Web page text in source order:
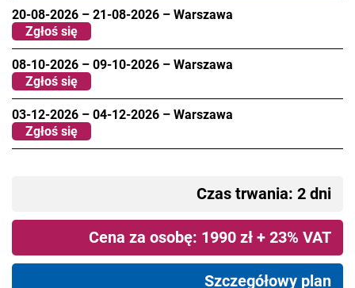
20-08-2026 – 21-08-2026 – Warszawa
Zgłoś się
08-10-2026 – 09-10-2026 – Warszawa
Zgłoś się
03-12-2026 – 04-12-2026 – Warszawa
Zgłoś się
Czas trwania: 2 dni
Cena za osobę: 1990 zł + 23% VAT
Szczegółowy plan